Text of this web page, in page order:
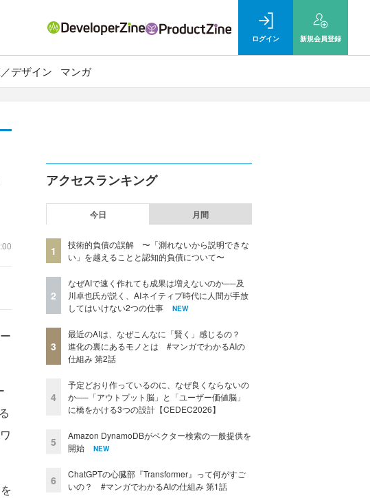
ログイン 新規会員登録
デザイン マンガ
アクセスランキング
今日 月間
1
技術的負債の誤解 〜「測れないから説明できな
い」を越えることと認知的負債について〜
2
なぜAIで速く作れても成果は増えないのか──及
川卓也氏が説く、AIネイティブ時代に人間が手放
してはいけない2つの仕事
NEW
3
最近のAIは、なぜこんなに「賢く」感じるの？
進化の裏にあるモノとは #マンガでわかるAIの
仕組み 第2話
4
予定どおり作っているのに、なぜ良くならないの
か──「アウトプット脳」と「ユーザー価値脳」
に橋をかける3つの設計【CEDEC2026】
5
Amazon DynamoDBがベクター検索の一般提供を
開始
NEW
6
ChatGPTの心臓部『Transformer』って何がすご
いの？ #マンガでわかるAIの仕組み 第1話